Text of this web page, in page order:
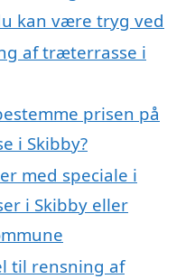
kan være tryg ved
af træterrasse i
prisen på
i Skibby?
med speciale i
i Skibby eller
til rensning af